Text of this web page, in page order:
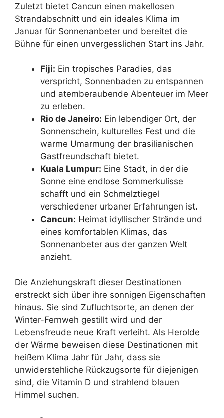
Zuletzt bietet Cancun einen makellosen
Strandabschnitt und ein ideales Klima im
Januar für Sonnenanbeter und bereitet die
Bühne für einen unvergesslichen Start ins Jahr.
Fiji: Ein tropisches Paradies, das
verspricht, Sonnenbaden zu entspannen
und atemberaubende Abenteuer im Meer
zu erleben.
Rio de Janeiro: Ein lebendiger Ort, der
Sonnenschein, kulturelles Fest und die
warme Umarmung der brasilianischen
Gastfreundschaft bietet.
Kuala Lumpur: Eine Stadt, in der die
Sonne eine endlose Sommerkulisse
schafft und ein Schmelztiegel
verschiedener urbaner Erfahrungen ist.
Cancun: Heimat idyllischer Strände und
eines komfortablen Klimas, das
Sonnenanbeter aus der ganzen Welt
anzieht.
Die Anziehungskraft dieser Destinationen
erstreckt sich über ihre sonnigen Eigenschaften
hinaus. Sie sind Zufluchtsorte, an denen der
Winter-Fernweh gestillt wird und der
Lebensfreude neue Kraft verleiht. Als Herolde
der Wärme beweisen diese Destinationen mit
heißem Klima Jahr für Jahr, dass sie
unwiderstehliche Rückzugsorte für diejenigen
sind, die Vitamin D und strahlend blauen
Himmel suchen.